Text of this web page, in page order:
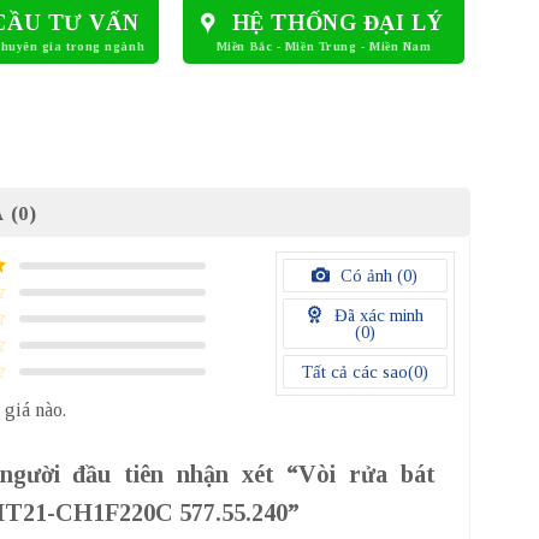
TƯ VẤN HỆ THỐNG ĐẠI LÝ
(0)
Có ảnh (0)
Đã xác minh
(0)
Tất cả các sao(0)
nào.
đầu tiên nhận xét “Vòi rửa bát
CH1F220C 577.55.240”